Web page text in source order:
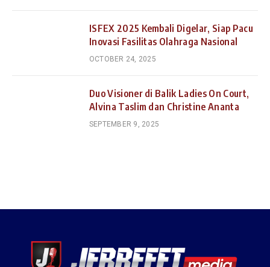
ISFEX 2025 Kembali Digelar, Siap Pacu
Inovasi Fasilitas Olahraga Nasional
OCTOBER 24, 2025
Duo Visioner di Balik Ladies On Court,
Alvina Taslim dan Christine Ananta
SEPTEMBER 9, 2025